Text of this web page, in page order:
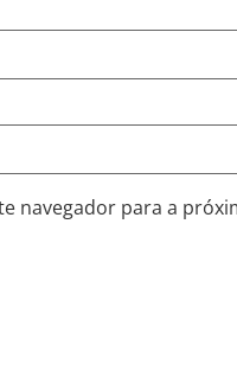
navegador para a